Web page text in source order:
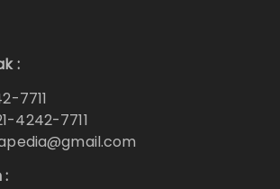
:
7711
4242-7711
: